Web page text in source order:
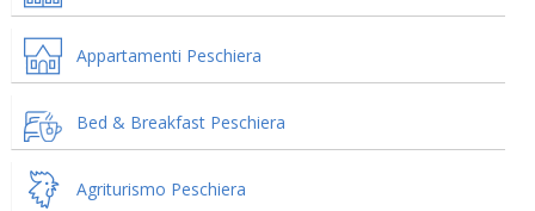
Appartamenti Peschiera
Bed & Breakfast Peschiera
Agriturismo Peschiera